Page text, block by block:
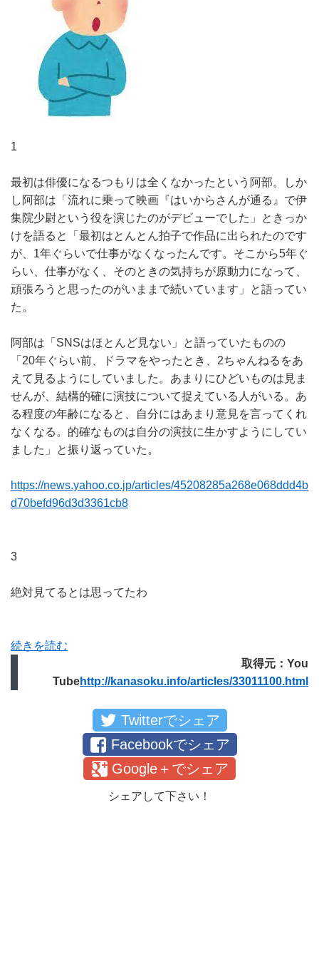
1
最初は俳優になるつもりは全くなかったという阿部。しか
し阿部は「流れに乗って映画『はいからさんが通る』で伊
集院少尉という役を演じたのがデビューでした」ときっか
けを語ると「最初はとんとん拍子で作品に出られたのです
が、1年ぐらいで仕事がなくなったんです。そこから5年ぐ
らい、仕事がなく、そのときの気持ちが原動力になって、
頑張ろうと思ったのがいままで続いています」と語ってい
た。
阿部は「SNSはほとんど見ない」と語っていたものの
「20年ぐらい前、ドラマをやったとき、2ちゃんねるをあ
えて見るようにしていました。あまりにひどいものは見ま
せんが、結構的確に演技について捉えている人がいる。あ
る程度の年齢になると、自分にはあまり意見を言ってくれ
なくなる。的確なものは自分の演技に生かすようにしてい
ました」と振り返っていた。
https://news.yahoo.co.jp/articles/45208285a268e068ddd4b
d70befd96d3d3361cb8
3
絶対見てるとは思ってたわ
続きを読む
取得元：You
Tubehttp://kanasoku.info/articles/33011100.html
Twitterでシェア
Facebookでシェア
Google＋でシェア
シェアして下さい！